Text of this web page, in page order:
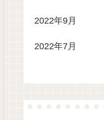
2022年9月
2022年7月